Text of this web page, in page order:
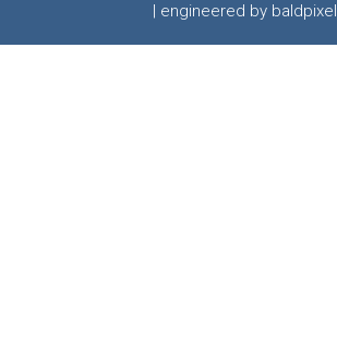
| engineered by baldpixel